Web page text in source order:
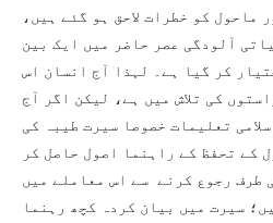
ماحول کو خطرات لاحق ہو گئے ہیں،
آلودگی عصر حاضر میں ایک بین
کر گیا ہے۔ لہذا آج انسان اس
کی تلاش میں ہے، لیکن اگر آج
تعلیمات خصوصا سیرت طیبہ کی
کے تحفظ کے راہنما اصول حاصل کر
طرف رجوع کرنے سے اس معاملے میں
سیرت میں بیان کردہ کچھ رہنما